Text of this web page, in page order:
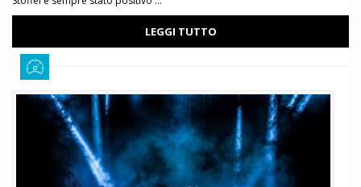
LEGGI TUTTO